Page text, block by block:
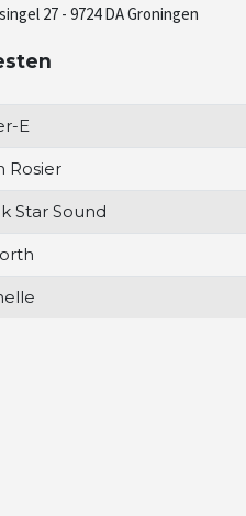
27 - 9724 DA Groningen
E
Rosier
Star Sound